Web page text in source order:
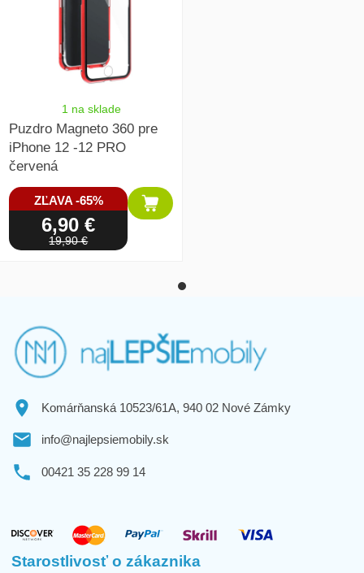
1 na sklade
Puzdro Magneto 360 pre
iPhone 12 -12 PRO
červená
ZĽAVA -65%
6,90 €
19,90 €
Komárňanská 10523/61A, 940 02 Nové Zámky
info@najlepsiemobily.sk
00421 35 228 99 14
Starostlivosť o zákaznika